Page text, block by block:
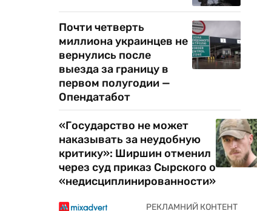
Почти четверть
миллиона украинцев не
вернулись после
выезда за границу в
первом полугодии —
Опендатабот
«Государство не может
наказывать за неудобную
критику»: Ширшин отменил
через суд приказ Сырского о
«недисциплинированности»